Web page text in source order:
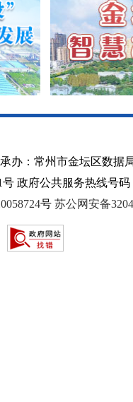
办：常州市金坛区数据
政府公共服务热线号码
号 苏公网安备